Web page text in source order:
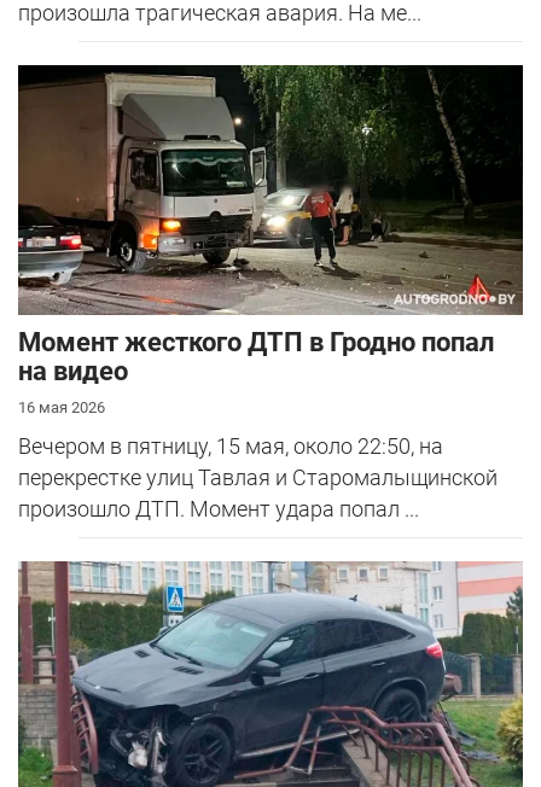
произошла трагическая авария. На ме...
Момент жесткого ДТП в Гродно попал
на видео
16 мая 2026
Вечером в пятницу, 15 мая, около 22:50, на
перекрестке улиц Тавлая и Старомалыщинской
произошло ДТП. Момент удара попал ...